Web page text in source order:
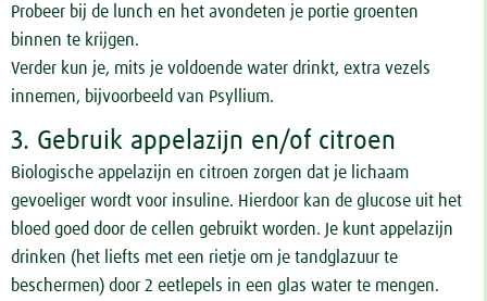
Probeer bij de lunch en het avondeten je portie groenten
binnen te krijgen.
Verder kun je, mits je voldoende water drinkt, extra vezels
innemen, bijvoorbeeld van Psyllium.
3. Gebruik appelazijn en/of citroen
Biologische appelazijn en citroen zorgen dat je lichaam
gevoeliger wordt voor insuline. Hierdoor kan de glucose uit het
bloed goed door de cellen gebruikt worden. Je kunt appelazijn
drinken (het liefts met een rietje om je tandglazuur te
beschermen) door 2 eetlepels in een glas water te mengen.